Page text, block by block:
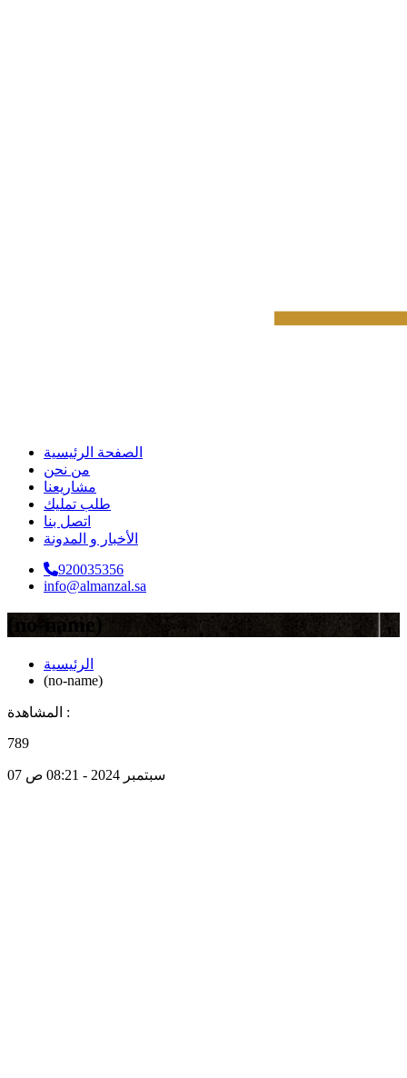
الصفحة الرئيسية
من نحن
مشاريعنا
طلب تمليك
اتصل بنا
الأخبار و المدونة
920035356
info@almanzal.sa
(no-name)
الرئيسية
(no-name)
المشاهدة :
789
07 سبتمبر 2024 - 08:21 ص